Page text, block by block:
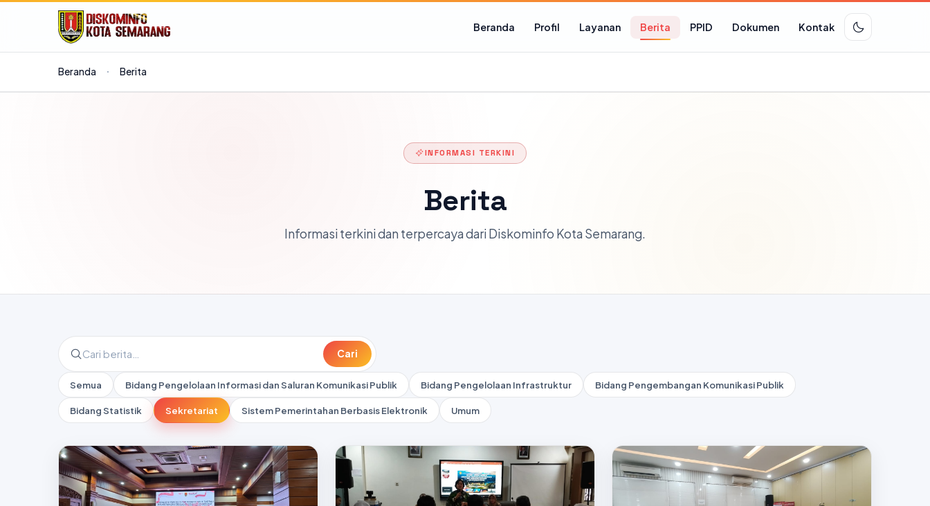
Beranda Profil Layanan Berita PPID Dokumen Kontak
Beranda Berita
INFORMASI TERKINI
Berita
Informasi terkini dan terpercaya dari Diskominfo Kota Semarang.
Cari
Semua Bidang Pengelolaan Informasi dan Saluran Komunikasi Publik Bidang Pengelolaan Infrastruktur Bidang Pengembangan Komunikasi Publik
Bidang Statistik Sekretariat Sistem Pemerintahan Berbasis Elektronik Umum